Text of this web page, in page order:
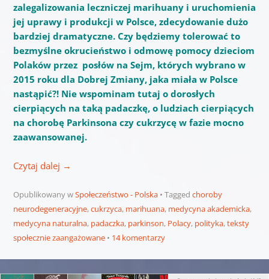
zalegalizowania leczniczej marihuany i uruchomienia
jej uprawy i produkcji w Polsce, zdecydowanie dużo
bardziej dramatyczne. Czy będziemy tolerować to
bezmyślne okrucieństwo i odmowę pomocy dzieciom
Polaków przez posłów na Sejm, których wybrano w
2015 roku dla Dobrej Zmiany, jaka miała w Polsce
nastąpić?! Nie wspominam tutaj o dorosłych
cierpiących na taką padaczkę, o ludziach cierpiących
na chorobę Parkinsona czy cukrzycę w fazie mocno
zaawansowanej.
Czytaj dalej →
Opublikowany wSpołeczeństwo - Polska Tagged choroby
neurodegeneracyjne,cukrzyca, marihuana, medycyna akademicka,
medycyna naturalna, padaczka, parkinson, Polacy, polityka,teksty
społecznie zaangażowane
14 komentarzy